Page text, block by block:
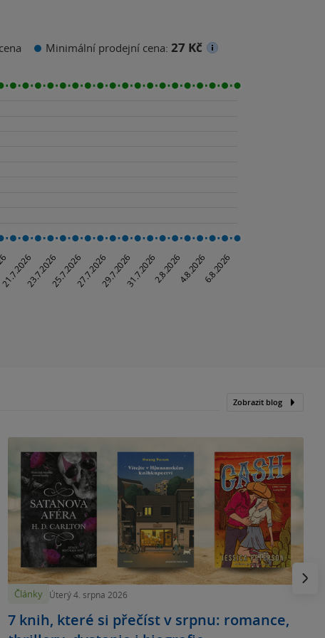
Minimální prodejní cena: 27 Kč
Zobrazit blog
Články Úterý 4. srpna 2026
7 knih, které si přečíst v srpnu: romance,